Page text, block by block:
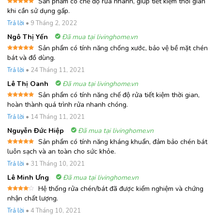
Được xếp
hạng55
sao
khi cần sử dụng gấp.
Trả lời • 9 Tháng 2, 2022
Ngô Thị Yến Đã mua tại livinghome.vn
Được xếp
hạng55
sao
Sản phẩm có tính năng chống xước, bảo vệ bề mặt chén
bát và đồ dùng.
Trả lời • 24 Tháng 11, 2021
Lê Thị Oanh Đã mua tại livinghome.vn
Được xếp
hạng 5
5
sao
Sản phẩm có tính năng chế độ rửa tiết kiệm thời gian,
hoàn thành quá trình rửa nhanh chóng.
Trả lời • 14 Tháng 11, 2021
Nguyễn Đức Hiệp Đã mua tại livinghome.vn
Được xếp
hạng 55
sao
Sản phẩm có tính năng kháng khuẩn, đảm bảo chén bát
luôn sạch và an toàn cho sức khỏe.
Trả lời • 31 Tháng 10, 2021
Lê Minh Ưng Đã mua tại livinghome.vn
Được
xếp
hạng 4
5 sao
Hệ thống rửa chén/bát đã được kiểm nghiệm và chứng
nhận chất lượng.
Trả lời • 4 Tháng 10, 2021